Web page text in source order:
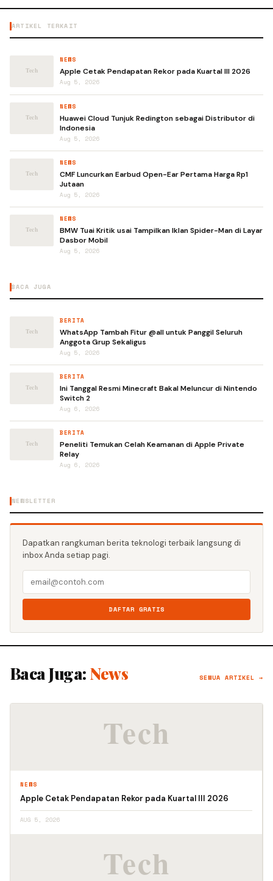
ARTIKEL TERKAIT
NEWS
Apple Cetak Pendapatan Rekor pada Kuartal III 2026
Aug 5, 2026
NEWS
Huawei Cloud Tunjuk Redington sebagai Distributor di
Indonesia
Aug 5, 2026
NEWS
CMF Luncurkan Earbud Open-Ear Pertama Harga Rp1
Jutaan
Aug 5, 2026
NEWS
BMW Tuai Kritik usai Tampilkan Iklan Spider-Man di Layar
Dasbor Mobil
Aug 5, 2026
BACA JUGA
BERITA
WhatsApp Tambah Fitur @all untuk Panggil Seluruh
Anggota Grup Sekaligus
Aug 5, 2026
BERITA
Ini Tanggal Resmi Minecraft Bakal Meluncur di Nintendo
Switch 2
Aug 6, 2026
BERITA
Peneliti Temukan Celah Keamanan di Apple Private
Relay
Aug 6, 2026
NEWSLETTER
Dapatkan rangkuman berita teknologi terbaik langsung di
inbox Anda setiap pagi.
DAFTAR GRATIS
Baca Juga: News SEMUA ARTIKEL →
NEWS
Apple Cetak Pendapatan Rekor pada Kuartal III 2026
AUG 5, 2026